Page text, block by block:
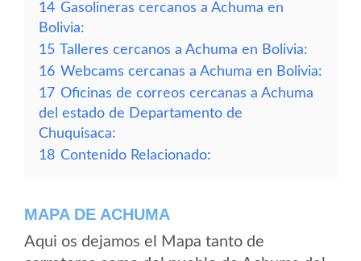
14 Gasolineras cercanos a Achuma en
Bolivia:
15 Talleres cercanos a Achuma en Bolivia:
16 Webcams cercanas a Achuma en Bolivia:
17 Oficinas de correos cercanas a Achuma
del estado de Departamento de
Chuquisaca:
18 Contenido Relacionado:
MAPA DE ACHUMA
Aqui os dejamos el Mapa tanto de